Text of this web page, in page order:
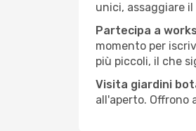
unici, assaggiare
Partecipa a
momento per
più piccoli, il che
Visita giardini
all'aperto. Offrono